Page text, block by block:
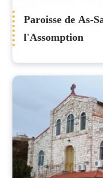
Paroisse de As-
l'Assomption